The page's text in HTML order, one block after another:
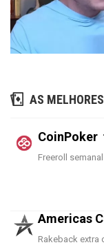
AS
CoinPoker
Freeroll
Americas
Rakeback extra